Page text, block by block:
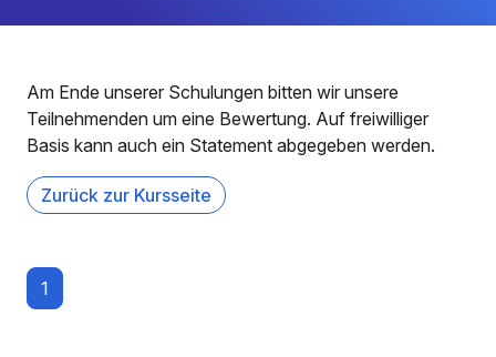
Am Ende unserer Schulungen bitten wir unsere
Teilnehmenden um eine Bewertung. Auf freiwilliger
Basis kann auch ein Statement abgegeben werden.
Zurück zur Kursseite
1